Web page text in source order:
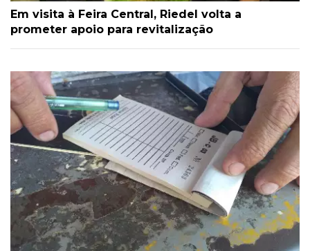
Em visita à Feira Central, Riedel volta a
prometer apoio para revitalização